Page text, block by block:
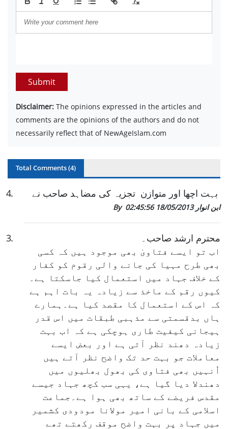
Submit
Disclaimer: The opinions expressed in the articles and
comments are the opinions of the authors and do not
necessarily reflect that of NewAgeIslam.com
Total Comments (4)
4.
By ابن انوار18/05/2013 02:45:56
3.
محترم ارشد صاحب۔
اب تو ایسے فتاویٰ بھی موجود ہیں کہ کسی
بھی طرح مہیا کی جانے والی رقوم کو کفار
کے خلاف جہاد میں استعمال کیا جاسکتا ہے۔
کیوں رقم کے ماخذ سے زیادہ یہ بات اہم ہے
کہ اس کے استعمال کا مقصد کیا ہے۔ہمارے
ہاں بدقسمتی سے مذہبی طبقات میں اس قدر
ہیجانی کیفیت طاری ہوچکی ہے کہ اب بہت
زیادہ دھند نظر آتی ہے اور بعض ایسے
معاملات جو بہت حد تک واضح نظر آتے ہیں
اُنہیں بھی فتاوی کی بھول بھلیوں میں
دھندلا دیا گیا ہے، یہی سب کچھ جہاد جیسے
مقدس فریضے کے ساتھ بھی ہوا ہے۔جماعت
اسلامی کے بانی امیر مولانا مودودی کشمیر
میں جہاد پر بہت واضح موقف رکھتے تھے